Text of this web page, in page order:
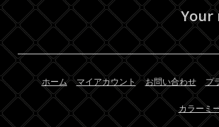
Your
ホーム マイアカウント お問い合わせ プ
カラーミ